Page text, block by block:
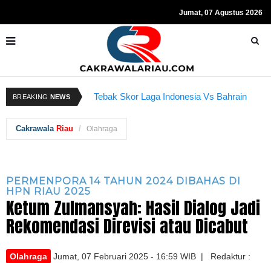
Jumat, 07 Agustus 2026
BREAKING NEWS Tebak Skor Laga Indonesia Vs Bahrain
Resmi Ditahan KPK, Hasto Kristiyanto
Cakrawala Riau Olahraga
PERMENPORA 14 TAHUN 2024 DIBAHAS DI
HPN RIAU 2025
Ketum Zulmansyah: Hasil Dialog Jadi
Rekomendasi Direvisi atau Dicabut
Olahraga
Jumat, 07 Februari 2025 - 16:59 WIB | Redaktur :